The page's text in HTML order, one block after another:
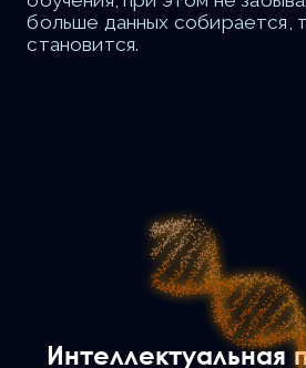
больше данных собирается,
становится.